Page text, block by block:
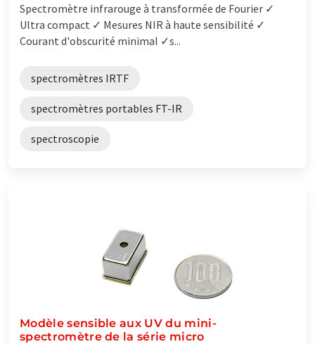
Spectromètre infrarouge à transformée de Fourier ✓
Ultra compact ✓ Mesures NIR à haute sensibilité ✓
Courant d'obscurité minimal ✓s...
spectromètres IRTF
spectromètres portables FT-IR
spectroscopie
Modèle sensible aux UV du mini-
spectromètre de la série micro